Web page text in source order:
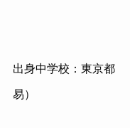
出身中学校：東京都
易）